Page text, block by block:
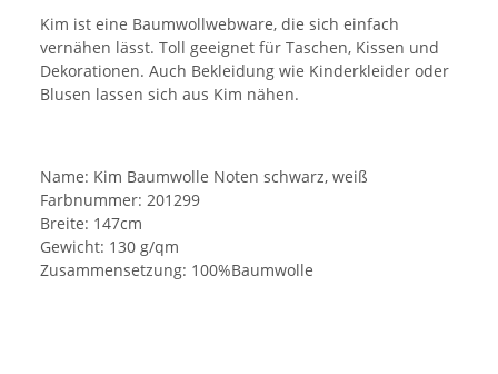
Kim ist eine Baumwollwebware, die sich einfach
vernähen lässt. Toll geeignet für Taschen, Kissen und
Dekorationen. Auch Bekleidung wie Kinderkleider oder
Blusen lassen sich aus Kim nähen.
Name: Kim Baumwolle Noten schwarz, weiß
Farbnummer: 201299
Breite: 147cm
Gewicht: 130 g/qm
Zusammensetzung: 100%Baumwolle